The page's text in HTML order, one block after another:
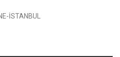
İSTANBUL